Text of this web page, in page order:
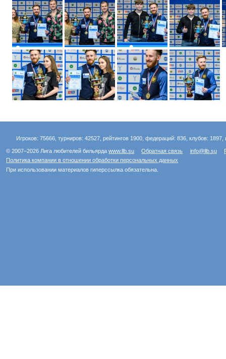
Игроков: 75666, турниров: 42527, рейтингов 1900, федераций: 836, клубов:
© 2007–2026 Лига любителей бильярдаwww.llb.su Обратная связь info@llb.su
Политика компании в отношении обработки персональных данных
При использовании материалов гиперссылка обязательна.